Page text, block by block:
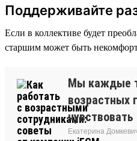
Поддерживайте
Если в коллективе будет
старшим может быть
Мы каждые
возрастных
Екатерина